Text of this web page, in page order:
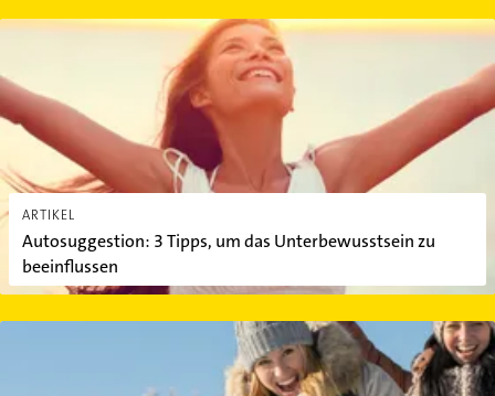
ARTIKEL
Autosuggestion: 3 Tipps, um das Unterbewusstsein zu
beeinflussen
Autosuggestion: 3 Tipps, um das Unterbewusstsein zu
Fit und gesund durch den Winter: So klappt's